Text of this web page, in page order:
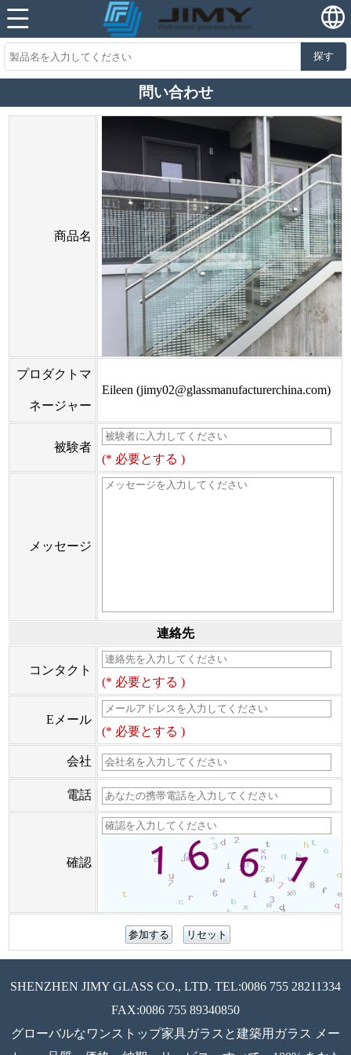
探す
問い合わせ
商品名
プロダクトマ
ネージャー
Eileen (jimy02@glassmanufacturerchina.com)
被験者
(* 必要とする )
メッセージ
連絡先
コンタクト
(* 必要とする )
Eメール
(* 必要とする )
会社
電話
確認
SHENZHEN JIMY GLASS CO., LTD. TEL:0086 755 28211334
FAX:0086 755 89340850
グローバルなワンストップ家具ガラスと建築用ガラス メー